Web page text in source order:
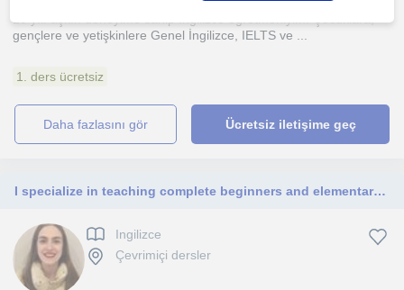
gençlere ve yetişkinlere Genel İngilizce, IELTS ve ...
1. ders ücretsiz
daha fazlasını gör Ücretsiz iletişime geç
I specialize in teaching complete beginners and elementary-adult learners. Every lesson is personalized to your needs and learning styles. I can't wait to meet you!
Ingilizce
Çevrimiçi dersler